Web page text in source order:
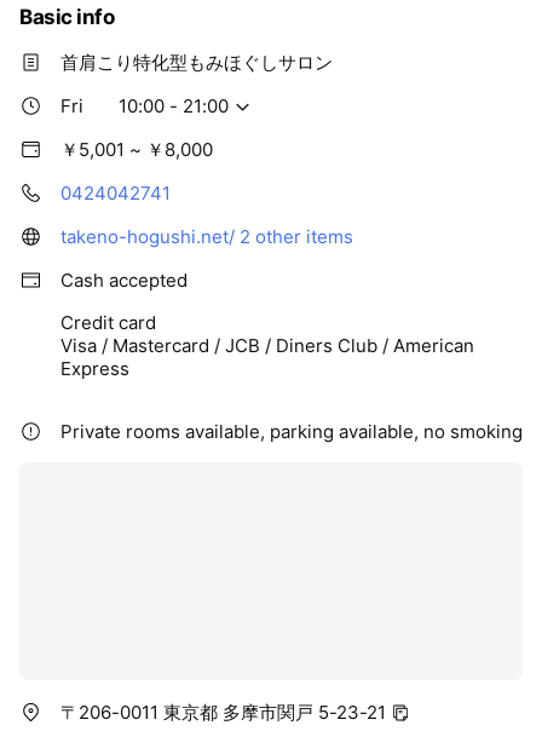
Basic info
首肩こり特化型もみほぐしサロン
Fri
10:00 - 21:00
￥5,001 ~ ￥8,000
0424042741
takeno-hogushi.net/ 2 other items
Cash accepted
Credit card
Visa / Mastercard / JCB / Diners Club / American
Express
Private rooms available, parking available, no smoking
〒206-0011 東京都 多摩市関戸 5-23-21